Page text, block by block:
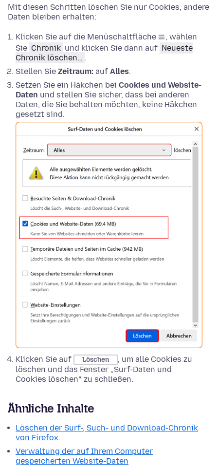
Mit diesen Schritten löschen Sie nur Cookies, andere
Daten bleiben erhalten:
Klicken Sie auf die Menüschaltfläche
, wählen
Sie Chronik und klicken Sie dann auf Neueste
Chronik löschen… .
Stellen Sie Zeitraum: auf Alles.
Setzen Sie ein Häkchen bei Cookies und Website-
Daten und stellen Sie sicher, dass bei anderen
Daten, die Sie behalten möchten, keine Häkchen
gesetzt sind.
Klicken Sie auf Löschen
, um alle Cookies zu
löschen und das Fenster „Surf-Daten und
Cookies löschen“ zu schließen.
Ähnliche Inhalte
Löschen der Surf-, Such- und Download-Chronik
von Firefox.
Verwaltung der auf Ihrem Computer
gespeicherten Website-Daten